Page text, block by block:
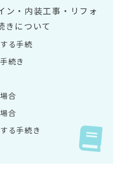
ン・内装工事・リフォ
きについて
る手続
続き
合
合
る手続き